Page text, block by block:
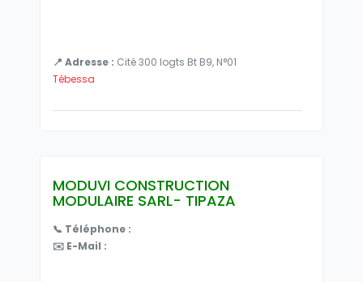
📍 Adresse : Cité 300 logts Bt B9, N°01
Tébessa
MODUVI CONSTRUCTION
MODULAIRE SARL- TIPAZA
📞 Téléphone :
✉️ E-Mail :